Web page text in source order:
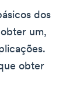
dos
um,
obter